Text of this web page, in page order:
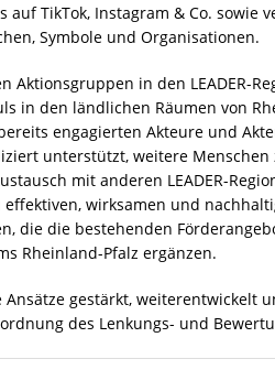
auf TikTok, Instagram & Co. sowie
Symbole und Organisationen.
Aktionsgruppen in den LEADER-
in den ländlichen Räumen von
engagierten Akteure und
unterstützt, weitere Menschen
mit anderen LEADER-
effektiven, wirksamen und
die die bestehenden
Rheinland-Pfalz ergänzen.
Ansätze gestärkt,
des Lenkungs- und